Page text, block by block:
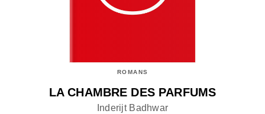
ROMANS
LA CHAMBRE DES PARFUMS
Inderijt Badhwar